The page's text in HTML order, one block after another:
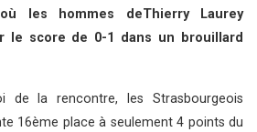
les hommes deThierry Laurey
le score de 0-1 dans un brouillard
de la rencontre, les Strasbourgeois
16ème place à seulement 4 points du